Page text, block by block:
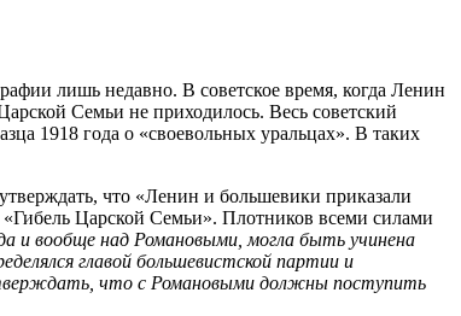
лишь недавно. В советское время, когда Ленин
Семьи не приходилось. Весь советский
1918 года о «своевольных уральцах». В таких
что «Ленин и большевики приказали
Царской Семьи». Плотников всеми силами
и вообще над Романовыми, могла быть учинена
главой большевистской партии и
что с Романовыми должны поступить